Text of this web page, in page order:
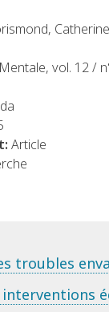
vol. 12 /
Article
troubles